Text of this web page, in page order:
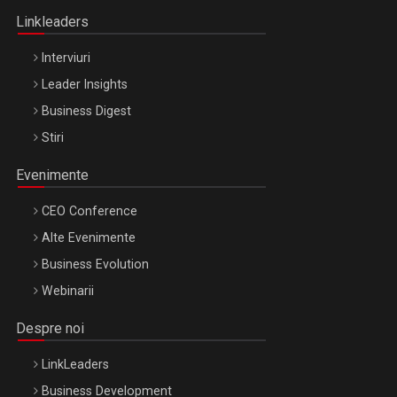
Linkleaders
Interviuri
Leader Insights
Business Digest
Stiri
Evenimente
CEO Conference
Alte Evenimente
Business Evolution
Webinarii
Despre noi
LinkLeaders
Business Development